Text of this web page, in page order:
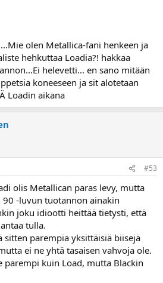
erityylistä heavypoppoota.
SELVÄSTI parempi kuin esim.
Justicella
tulee, niin kotimaisista nuo Himit
ideat on kuluneet loppuun aikoja aikoja
aina samalla helpolla kaavalla.
olen Metallica-fani henkeen ja
hehkuttaa Loadia?! hakkaa
helevetti... en sano mitään
koneeseen ja sit alotetaan
Loadin aikana
#53
olis Metallican paras levy, mutta
90 -luvun tuotannon ainakin
joku idiootti heittää tietysti, että
tulla.
sitten parempia yksittäisiä biisejä
ei ne yhtä tasaisen vahvoja ole.
parempi kuin Load, mutta Blackin